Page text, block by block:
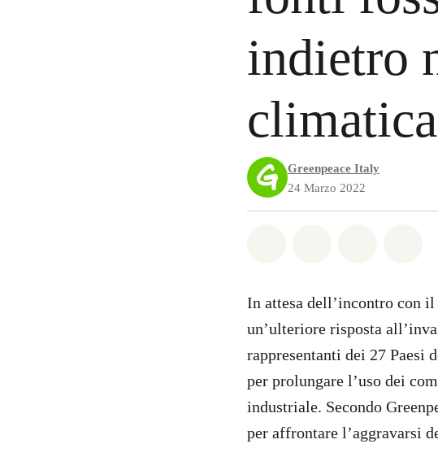
indietro
Greenpeace Italy
24 Marzo 2022
In attesa dell’incontro con
un’ulteriore risposta
rappresentanti dei 27 Paesi
per prolungare l’uso dei
industriale. Secondo
per affrontare l’aggravarsi